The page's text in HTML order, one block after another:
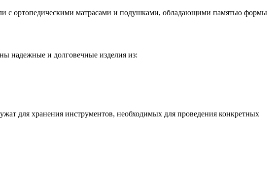
с ортопедическими матрасами и подушками, обладающими памятью формы
надежные и долговечные изделия из:
для хранения инструментов, необходимых для проведения конкретных